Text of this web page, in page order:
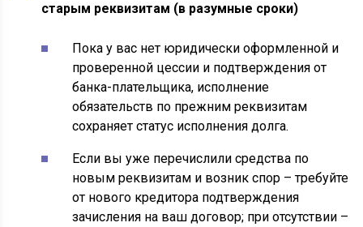
старым реквизитам (в разумные сроки)
Пока у вас нет юридически оформленной и
проверенной цессии и подтверждения от
банка-плательщика, исполнение
обязательств по прежним реквизитам
сохраняет статус исполнения долга.
Если вы уже перечислили средства по
новым реквизитам и возник спор – требуйте
от нового кредитора подтверждения
зачисления на ваш договор; при отсутствии –